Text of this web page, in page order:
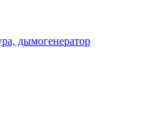
дымогенератор